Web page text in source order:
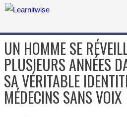
UN HOMME SE
PLUSIEURS ANNÉES
SA VÉRITABLE
MÉDECINS SANS VOIX